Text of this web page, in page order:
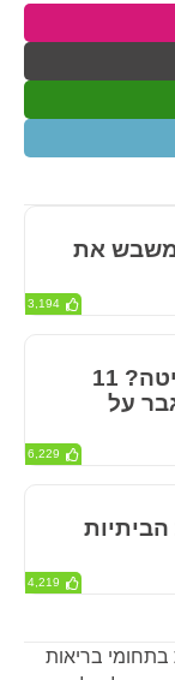
בתחומי בריאות
משבש את
3,194
לא מצליחים לקום מהמיטה? 11
על
6,229
4,219